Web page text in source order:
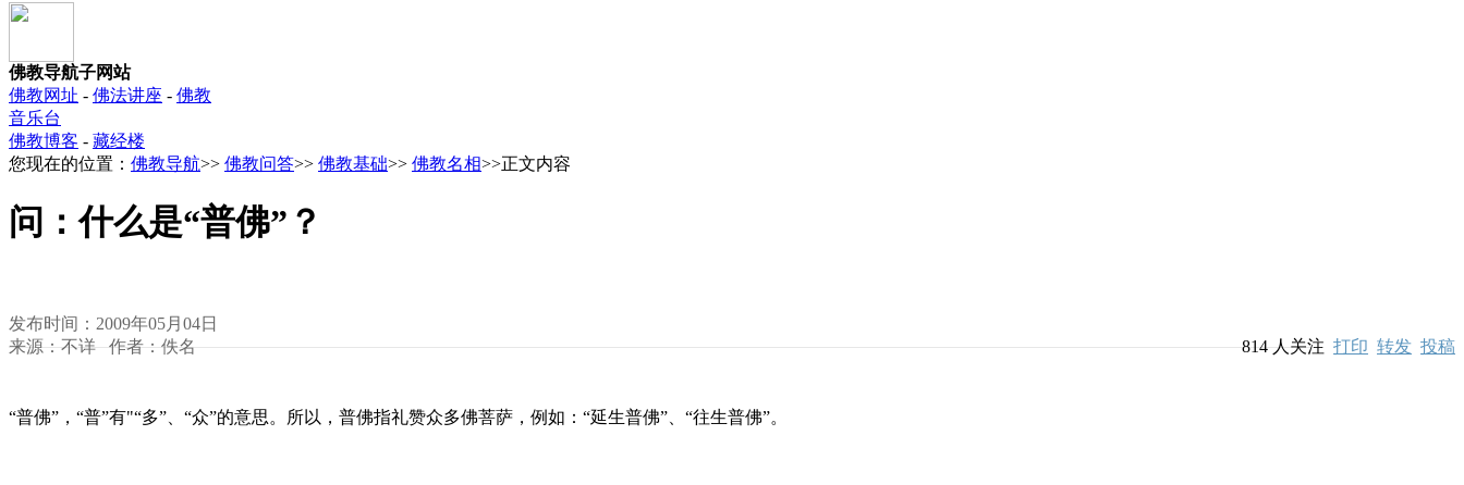
佛教导航子网站
佛教网址 - 佛法讲座 - 佛教
音乐台
佛教博客 - 藏经楼
您现在的位置： 佛教导航>> 佛教问答>> 佛教基础>> 佛教名相>>正文内容
问：什么是“普佛”？
发布时间：2009年05月04日
来源：不详 作者：佚名
814人关注 打印 转发 投稿
“普佛”，“普”有"“多”、“众”的意思。所以，普佛指礼赞众多佛菩萨，例如：“延生普佛”、“往生普佛”。